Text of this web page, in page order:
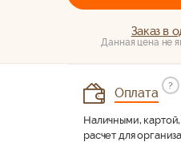
Заказ в
Данная цена не
Оплата
?
Наличными,
расчет для